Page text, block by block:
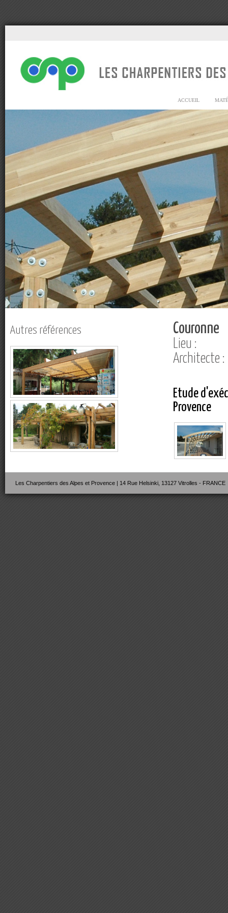
ACCUEIL
Autres références Couronne
Lieu :
Architecte :
Etude
Provence
Les Charpentiers des Alpes et Provence | 14 Rue Helsinki, 13127 Vitrolles - FRANCE